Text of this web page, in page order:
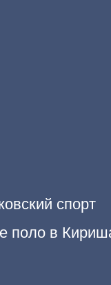
спорт
поло в